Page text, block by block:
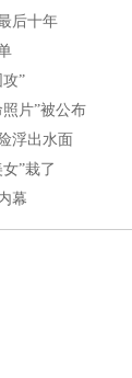
后十年
”
片”被公布
浮出水面
”栽了
幕